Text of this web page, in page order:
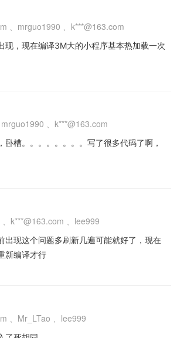
mrguo1990 k***@163.com
现，现在编译3M大的小程序基本热加载一次
mrguo1990 k***@163.com
卧槽。。。。。。。。写了很多代码了啊，
k***@163.com lee999
出现这个问题多刷新几遍可能就好了，现在
新编译才行
Mr_LTao lee999